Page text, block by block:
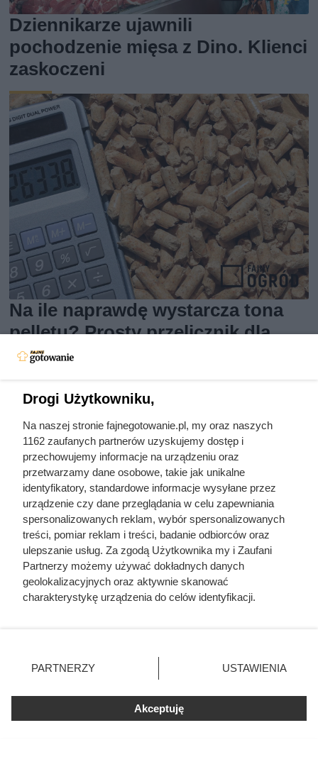
Dziennikarze ujawnili
pochodzenie mięsa z Dino. Klienci
zaskoczeni
Na ile naprawdę wystarcza tona
pelletu? Prosty przelicznik dla
domu 140 m²
Ten gatunek drewna daje
kaloryczności
Drogi Użytkowniku,
Na naszej stronie fajnegotowanie.pl, my oraz naszych
1162 zaufanych partnerów uzyskujemy dostęp i
przechowujemy informacje na urządzeniu oraz
przetwarzamy dane osobowe, takie jak unikalne
identyfikatory, standardowe informacje wysyłane przez
urządzenie czy dane przeglądania w celu zapewniania
spersonalizowanych reklam, wybór spersonalizowanych
treści, pomiar reklam i treści, badanie odbiorców oraz
ulepszanie usług. Za zgodą Użytkownika my i Zaufani
Partnerzy możemy używać dokładnych danych
geolokalizacyjnych oraz aktywnie skanować
charakterystykę urządzenia do celów identyfikacji.
zmienić/wycofać klikając przycisk ustawień prywatności
znajdujący się w lewym dolnym rogu strony
rodzaje przetwarzania danych nie wymagają zgody
użytkownika, ale masz prawo sprzeciwić się takiemu
przetwarzaniu. Preferencje będą miały zastosowania tylko
PARTNERZY USTAWIENIA
Akceptuję